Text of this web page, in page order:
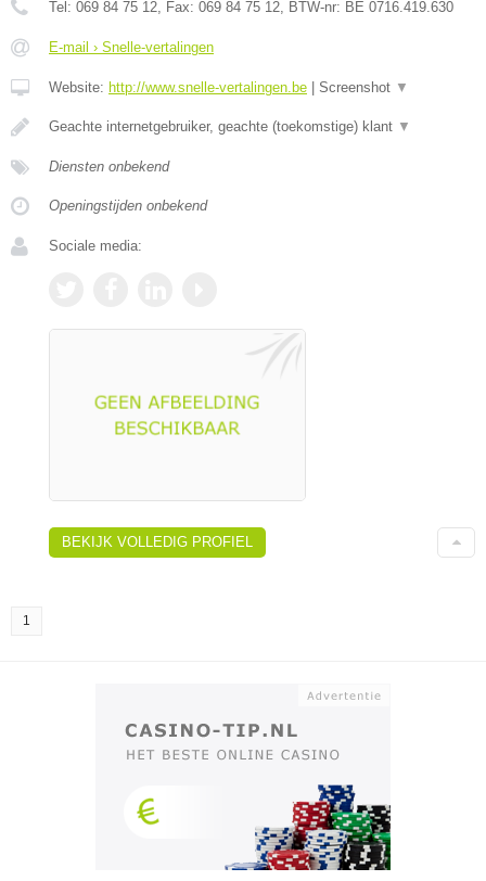
Tel: 069 84 75 12, Fax: 069 84 75 12, BTW-nr: BE 0716.419.630
E-mail › Snelle-vertalingen
Website: http://www.snelle-vertalingen.be Screenshot ▼
Geachte internetgebruiker, geachte (toekomstige) klant ▼
Diensten onbekend
Openingstijden onbekend
Sociale media:
BEKIJK VOLLEDIG PROFIEL
1